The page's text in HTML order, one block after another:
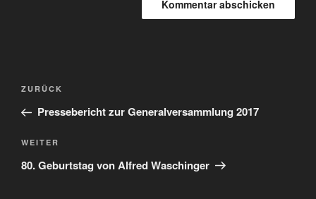
Beitrags-
Vorheriger
Beitrag
ZURÜCK
Pressebericht zur Generalversammlung 2017
Nächster
Beitrag
WEITER
80. Geburtstag von Alfred Waschinger